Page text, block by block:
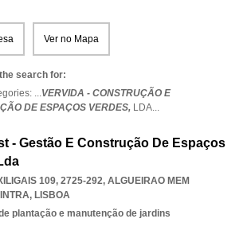
Ver no Mapa
search for:
...VERVIDA - CONSTRUÇÃO E
DE ESPAÇOS VERDES, LDA...
- Gestão E Construção De Espaços
109, 2725-292, ALGUEIRAO MEM
, LISBOA
plantação e manutenção de jardins